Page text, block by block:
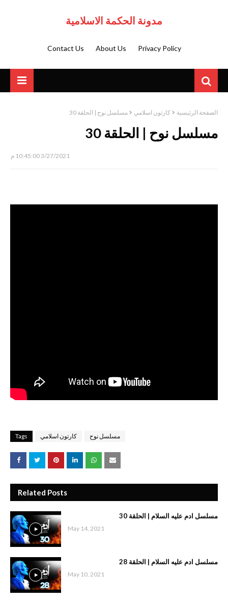
مدونة الحكمة الاسلامية
Privacy Policy
About Us
Contact Us
الصفحة الرئيسية كارتون اسلامي مسلسل نوح | الحلقة 30
مسلسل نوح | الحلقة 30
3/27/2021 10:45:00 م
Tags كارتون اسلامي مسلسل نوح
Related Posts
مسلسل ادم عليه السلام | الحلقة 30
May 14, 2021
مسلسل ادم عليه السلام | الحلقة 28
May 10, 2021